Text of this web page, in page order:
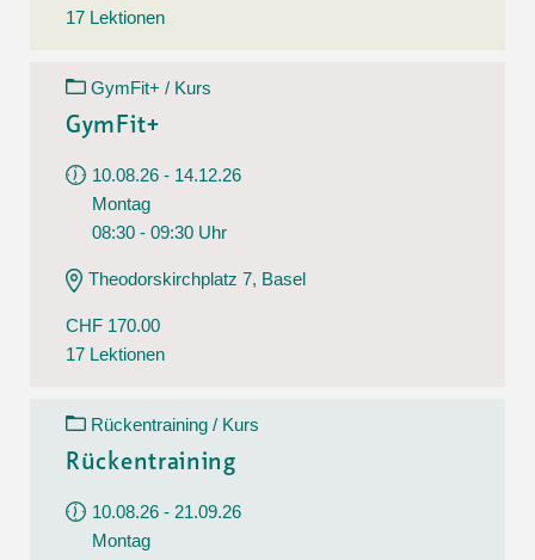
17 Lektionen
GymFit+ / Kurs
GymFit+
10.08.26 - 14.12.26
Montag
08:30 - 09:30 Uhr
Theodorskirchplatz 7, Basel
CHF 170.00
17 Lektionen
Rückentraining / Kurs
Rückentraining
10.08.26 - 21.09.26
Montag